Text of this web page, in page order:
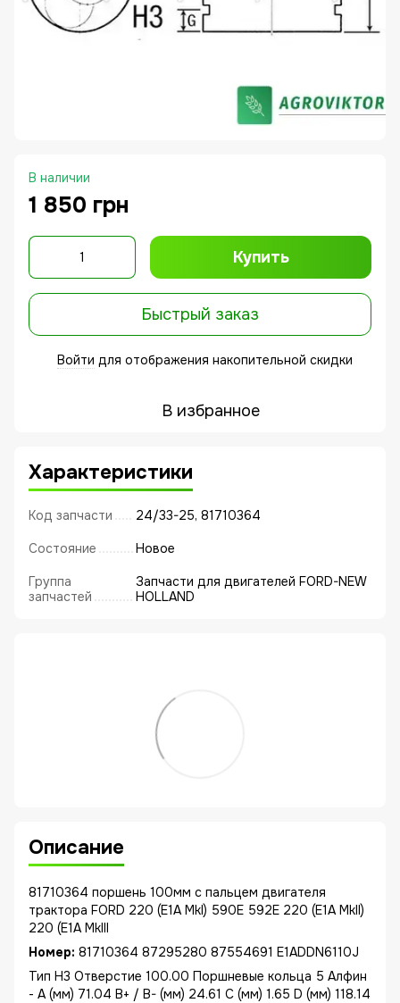
В наличии
1 850 грн
Купить
Быстрый заказ
Войти для отображения накопительной скидки
В избранное
Характеристики
Код запчасти 24/33-25, 81710364
Состояние Новое
Группа
запчастей
Запчасти для двигателей FORD-NEW
HOLLAND
Описание
81710364 поршень 100мм с пальцем двигателя
трактора FORD 220 (E1A MkI) 590E 592E 220 (E1A MkII)
220 (E1A MkIII
Номер: 81710364 87295280 87554691 E1ADDN6110J
Тип H3 Отверстие 100.00 Поршневые кольца 5 Алфин
- A (мм) 71.04 B+ / B- (мм) 24.61 C (мм) 1.65 D (мм) 118.14